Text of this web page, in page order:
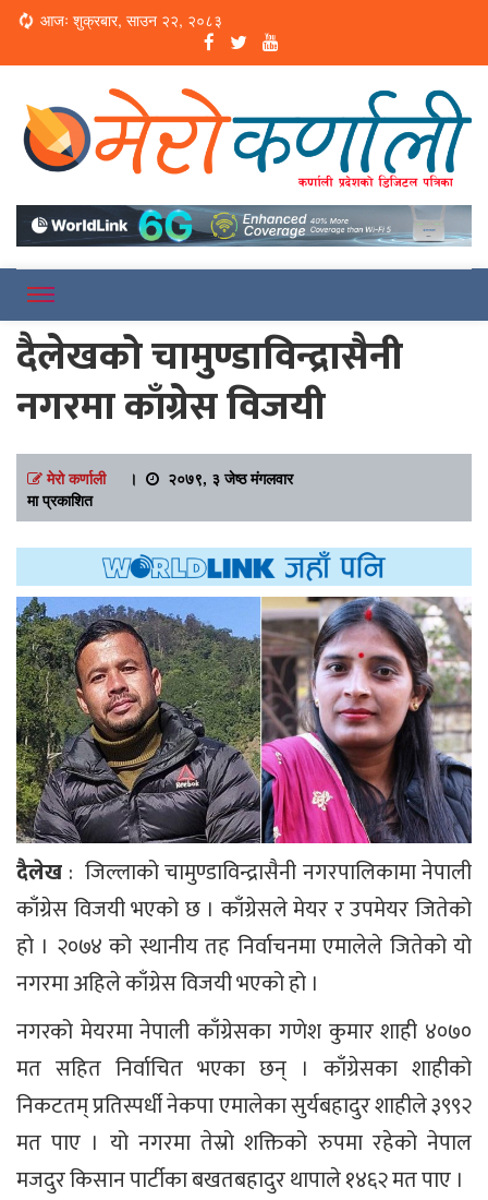
Loading...
आजः शुक्रबार, साउन २२, २०८३
Merokarnali
दैलेखको चामुण्डाविन्द्रासैनी
नगरमा काँग्रेस विजयी
मेरो कर्णाली।
२०७९, ३ जेष्ठ मंगलवार
मा प्रकाशित
दैलेख : जिल्लाको चामुण्डाविन्द्रासैनी नगरपालिकामा नेपाली
काँग्रेस विजयी भएको छ । काँग्रेसले मेयर र उपमेयर जितेको
हो । २०७४ को स्थानीय तह निर्वाचनमा एमालेले जितेको यो
नगरमा अहिले काँग्रेस विजयी भएको हो ।
नगरको मेयरमा नेपाली काँग्रेसका गणेश कुमार शाही ४०७०
मत सहित निर्वाचित भएका छन् । काँग्रेसका शाहीको
निकटतम् प्रतिस्पर्धी नेकपा एमालेका सुर्यबहादुर शाहीले ३९९२
मत पाए । यो नगरमा तेस्रो शक्तिको रुपमा रहेको नेपाल
मजदुर किसान पार्टीका बखतबहादुर थापाले १४६२ मत पाए ।